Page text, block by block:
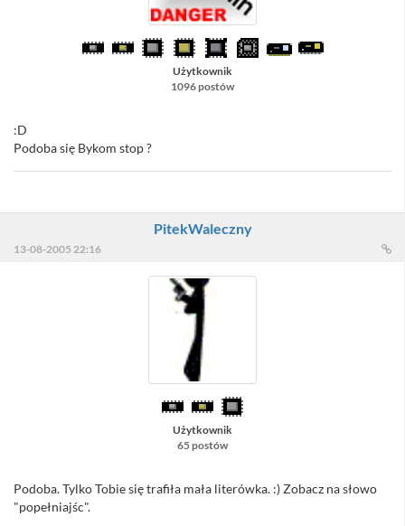
Użytkownik
1096 postów
:D
Podoba się Bykom stop ?
PitekWaleczny
13-08-2005 22:16
Użytkownik
65 postów
Podoba. Tylko Tobie się trafiła mała literówka. :) Zobacz na słowo
"popełniajśc".